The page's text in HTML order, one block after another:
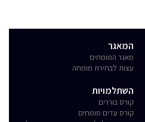
המאגר
מאגר המומחים
עצות לבחירת מומחה
השתלמויות
קורס בוררים
קורס עדים מומחים